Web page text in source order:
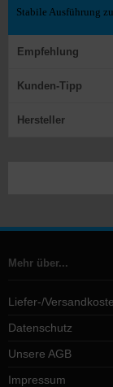
Stabile Ausführung
Empfehlung
Kunden-Tipp
Hersteller
Mehr über...
Liefer-/
Datenschutz
Unsere AGB
Impressum